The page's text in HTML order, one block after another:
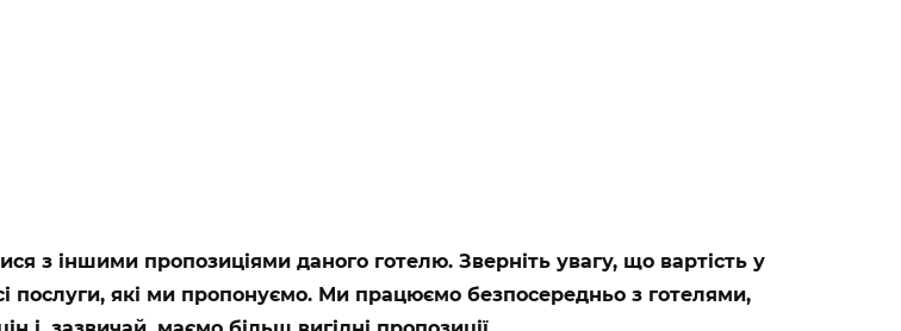
з іншими пропозиціями даного готелю. Зверніть увагу, що вартість у
послуги, які ми пропонуємо. Ми працюємо безпосередньо з готелями,